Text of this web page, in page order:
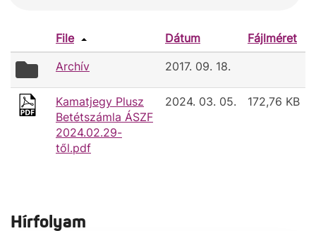
File Dátum
Fájlméret
folder
Archív 2017. 09. 18.
Kamatjegy Plusz
Betétszámla ÁSZF
2024.02.29-
től.pdf
2024. 03. 05. 172,76 KB
Hírfolyam